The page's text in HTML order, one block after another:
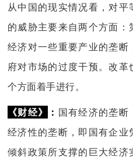
从中国的现实情况看，对平
的威胁主要来自两个方面：
经济对一些重要产业的垄断
府对市场的过度干预。改革
个方面着手进行。
《财经》
： 国有经济的垄断
经济性的垄断，即国有企业
倾斜政策所支撑的巨大经济